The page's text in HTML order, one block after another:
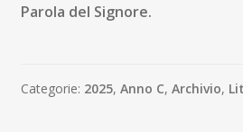
Parola del Signore.
Categorie: 2025, Anno C, Archivio,